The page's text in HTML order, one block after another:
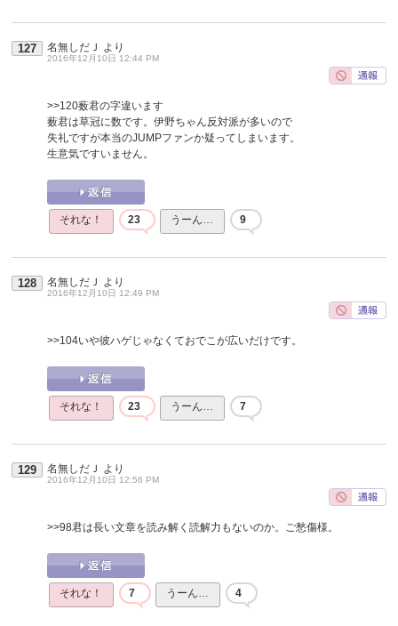
127 名無しだＪ より
2016年12月10日 12:44 PM
>>120薮君の字違います
薮君は草冠に数です。伊野ちゃん反対派が多いので
失礼ですが本当のJUMPファンか疑ってしまいます。
生意気ですいません。
それな！ 23 うーん… 9
128 名無しだＪ より
2016年12月10日 12:49 PM
>>104いや彼ハゲじゃなくておでこが広いだけです。
それな！ 23 うーん… 7
129 名無しだＪ より
2016年12月10日 12:56 PM
>>98君は長い文章を読み解く読解力もないのか。ご愁傷様。
それな！ 7 うーん… 4